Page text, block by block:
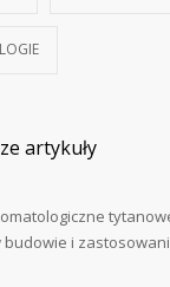
artykuły
budowie i